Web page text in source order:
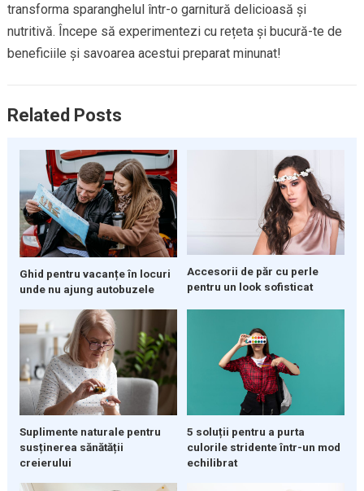
transforma sparanghelul într-o garnitură delicioasă și
nutritivă. Începe să experimentezi cu rețeta și bucură-te de
beneficiile și savoarea acestui preparat minunat!
Related Posts
Ghid pentru vacanțe în locuri
unde nu ajung autobuzele
Accesorii de păr cu perle
pentru un look sofisticat
Suplimente naturale pentru
susținerea sănătății
creierului
5 soluții pentru a purta
culorile stridente într-un mod
echilibrat